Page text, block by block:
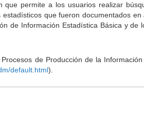
permite a los usuarios realizar
que fueron documentados
de Información Estadística Básica y de
de Producción de la
default.html).